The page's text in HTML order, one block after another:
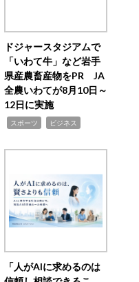
ドジャースタジアムで
「いわて牛」など岩手
県産農畜産物をPR JA
全農いわてが8月10日～
12日に実施
スポーツ ビジネス
「人がAIに求めるのは